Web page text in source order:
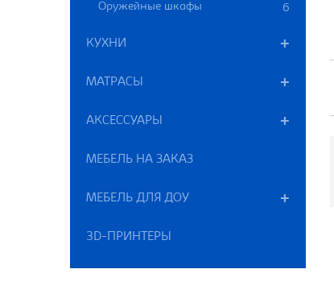
Оружейные шкафы 6
КУХНИ
МАТРАСЫ
АКСЕССУАРЫ
МЕБЕЛЬ НА ЗАКАЗ
МЕБЕЛЬ ДЛЯ ДОУ
3D-ПРИНТЕРЫ